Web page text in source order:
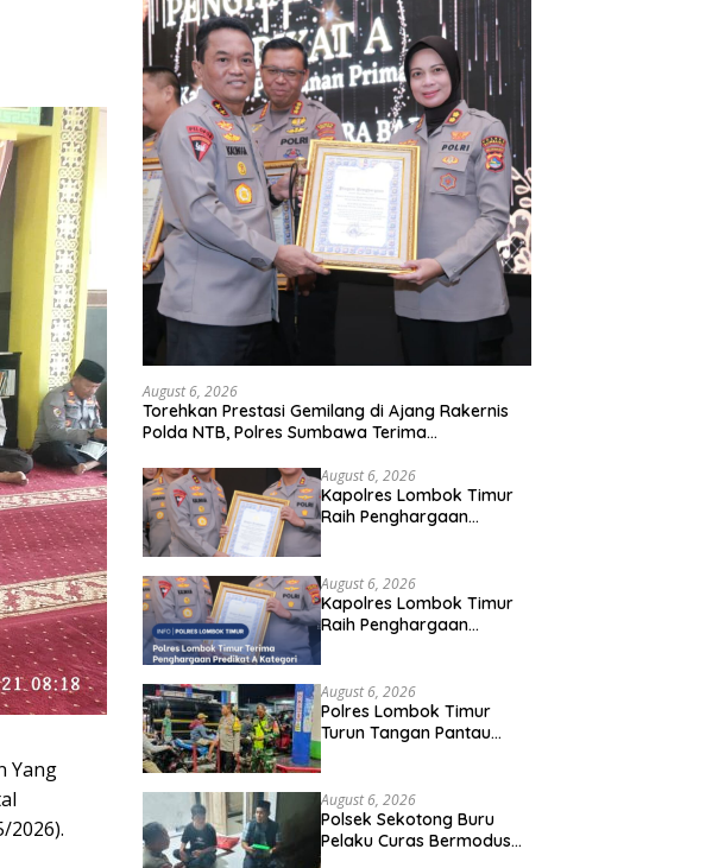
Yang
2026).
August 6, 2026
Torehkan Prestasi Gemilang di Ajang Rakernis
Polda NTB, Polres Sumbawa Terima
August 6, 2026
Kapolres Lombok Timur
Raih Penghargaan
August 6, 2026
Kapolres Lombok Timur
Raih Penghargaan
August 6, 2026
Polres Lombok Timur
Turun Tangan Pantau
August 6, 2026
Polsek Sekotong Buru
Pelaku Curas Bermodus